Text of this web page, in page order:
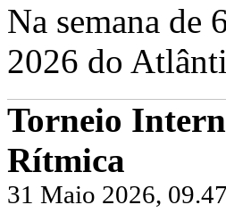
Na semana de
2026 do
Torneio
Rítmica
31 Maio 2026, 09.47